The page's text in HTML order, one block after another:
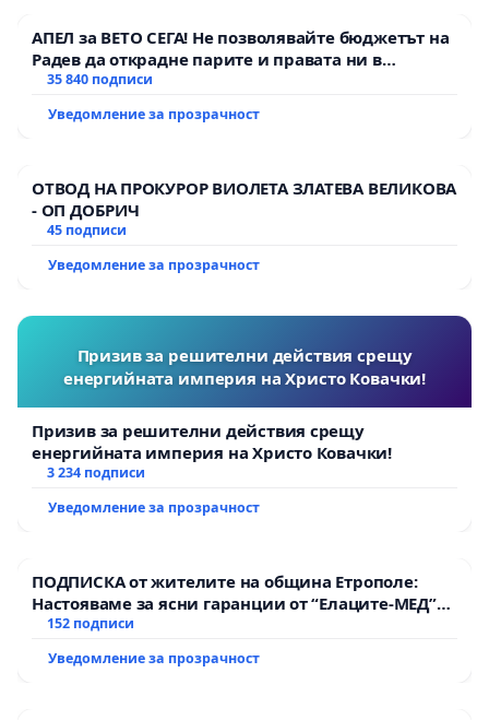
АПЕЛ за ВЕТО СЕГА! Не позволявайте бюджетът на
Радев да открадне парите и правата ни в
тъмното
35 840 подписи
Уведомление за прозрачност
ОТВОД НА ПРОКУРОР ВИОЛЕТА ЗЛАТЕВА ВЕЛИКОВА
- ОП ДОБРИЧ
45 подписи
Уведомление за прозрачност
Призив за решителни действия срещу
енергийната империя на Христо Ковачки!
Призив за решителни действия срещу
енергийната империя на Христо Ковачки!
3 234 подписи
Уведомление за прозрачност
ПОДПИСКА от жителите на община Етрополе:
Настояваме за ясни гаранции от “Елаците-МЕД”
АД и от държавата, че ще се изпълнят всички
152 подписи
Уведомление за прозрачност